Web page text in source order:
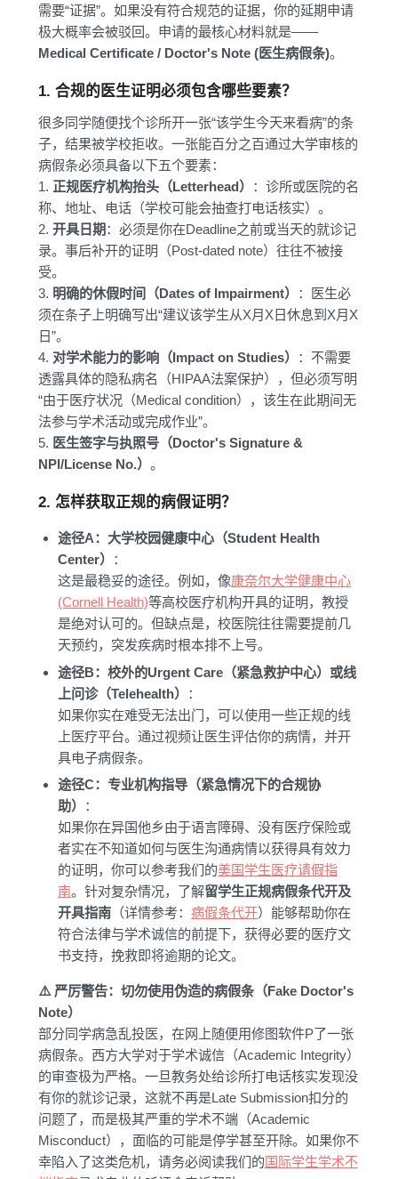
需要“证据”。如果没有符合规范的证据，你的延期申请
极大概率会被驳回。申请的最核心材料就是——
Medical Certificate / Doctor's Note (医生病假条)。
1. 合规的医生证明必须包含哪些要素？
很多同学随便找个诊所开一张“该学生今天来看病”的条
子，结果被学校拒收。一张能百分之百通过大学审核的
病假条必须具备以下五个要素：
1. 正规医疗机构抬头（Letterhead）
：诊所或医院的名
称、地址、电话（学校可能会抽查打电话核实）。
2. 开具日期 ：必须是你在Deadline之前或当天的就诊记
录。事后补开的证明（Post-dated note）往往不被接
受。
3. 明确的休假时间（Dates of Impairment）
：医生必
须在条子上明确写出“建议该学生从X月X日休息到X月X
日”。
4. 对学术能力的影响（Impact on Studies）
：不需要
透露具体的隐私病名（HIPAA法案保护），但必须写明
“由于医疗状况（Medical condition），该生在此期间无
法参与学术活动或完成作业”。
5. 医生签字与执照号（Doctor's Signature &
NPI/License No.） 。
2. 怎样获取正规的病假证明？
途径A：大学校园健康中心（Student Health
Center）
：
这是最稳妥的途径。例如，像康奈尔大学健康中心
(Cornell Health)等高校医疗机构开具的证明，教授
是绝对认可的。但缺点是，校医院往往需要提前几
天预约，突发疾病时根本排不上号。
途径B：校外的Urgent Care（紧急救护中心）或线
上问诊（Telehealth）
：
如果你实在难受无法出门，可以使用一些正规的线
上医疗平台。通过视频让医生评估你的病情，并开
具电子病假条。
途径C：专业机构指导（紧急情况下的合规协
助）
：
如果你在异国他乡由于语言障碍、没有医疗保险或
者实在不知道如何与医生沟通病情以获得具有效力
的证明，你可以参考我们的美国学生医疗请假指
南。针对复杂情况，了解留学生正规病假条代开及
开具指南 （详情参考：病假条代开）能够帮助你在
符合法律与学术诚信的前提下，获得必要的医疗文
书支持，挽救即将逾期的论文。
⚠️ 严厉警告：切勿使用伪造的病假条（Fake Doctor's
Note）
部分同学病急乱投医，在网上随便用修图软件P了一张
病假条。西方大学对于学术诚信（Academic Integrity）
的审查极为严格。一旦教务处给诊所打电话核实发现没
有你的就诊记录，这就不再是Late Submission扣分的
问题了，而是极其严重的学术不端（Academic
Misconduct），面临的可能是停学甚至开除。如果你不
幸陷入了这类危机，请务必阅读我们的国际学生学术不